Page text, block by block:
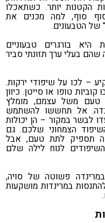
הקטנות יותר. כשתאכלו
סוף סוף, למה מכנים את
של הטבעונים.
בורגרים טבעוניים
בעלי ערך תזונתי סביר
– לכו על שיפודי ירקות.
טופו או סייטן. כיוון
טעם משל עצמם, מומלץ
אל תחששו להשתמש
לבשר במקור – הן יכולות
הצמחוני שלכם. גם
תספיק לתת טעם, אבל
לנוח לילה שלם
פשוטה של סויה,
במרינדות מושקעות